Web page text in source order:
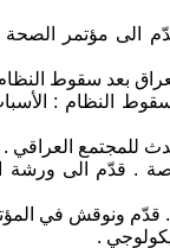
. قدّم الى ورشة